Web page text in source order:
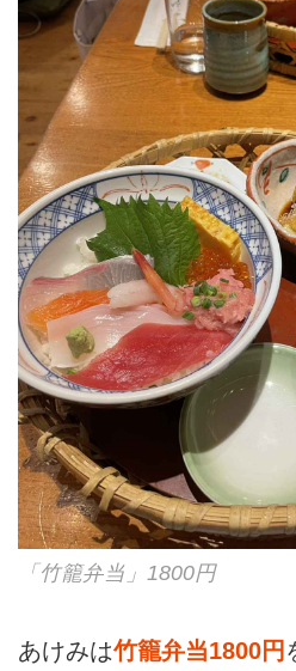
「竹籠弁当」1800円
あけみは竹籠弁当1800円